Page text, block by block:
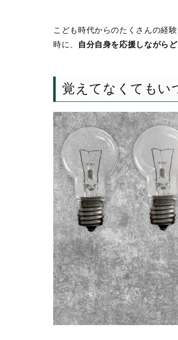
こども時代からのたくさんの経
時に、
自分自身を応援しながら
覚えてなくてもい